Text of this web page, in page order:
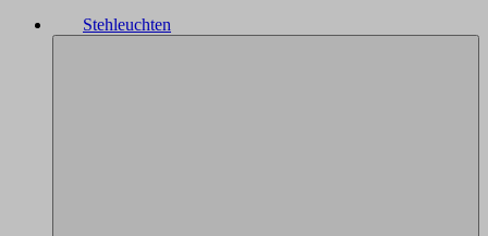
Stehleuchten